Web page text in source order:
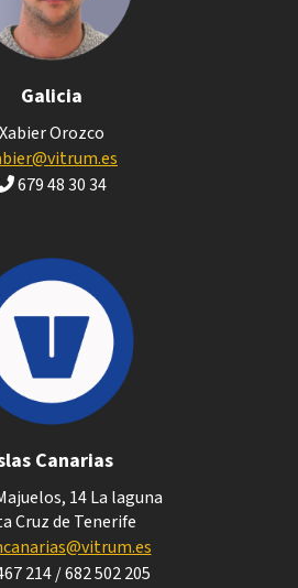
Galicia
Xabier Orozco
679 48 30 34
Canarias
14 La laguna
Cruz de Tenerife
214 / 682 502 205